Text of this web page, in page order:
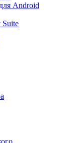
Android
Suite